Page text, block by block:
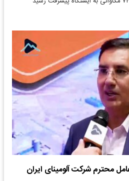
محترم شرکت آلومینای ایران